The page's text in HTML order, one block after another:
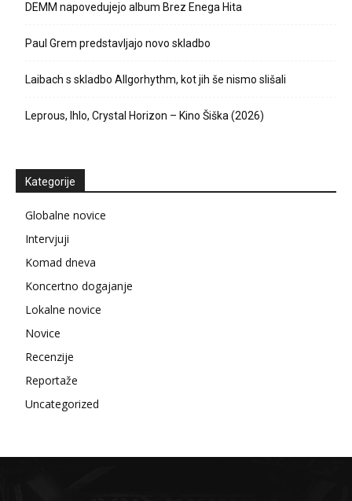
DEMM napovedujejo album Brez Enega Hita
Paul Grem predstavljajo novo skladbo
Laibach s skladbo Allgorhythm, kot jih še nismo slišali
Leprous, Ihlo, Crystal Horizon – Kino Šiška (2026)
Kategorije
Globalne novice
Intervjuji
Komad dneva
Koncertno dogajanje
Lokalne novice
Novice
Recenzije
Reportaže
Uncategorized